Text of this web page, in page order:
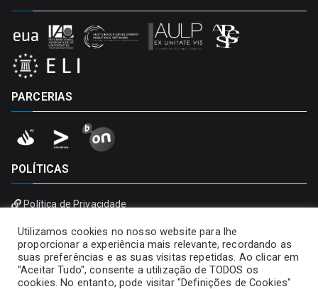
PARCERIAS
POLÍTICAS
Política de Privacidade
Utilizamos cookies no nosso website para lhe
proporcionar a experiência mais relevante, recordando as
suas preferências e as suas visitas repetidas. Ao clicar em
"Aceitar Tudo", consente a utilização de TODOS os
cookies. No entanto, pode visitar "Definições de Cookies"